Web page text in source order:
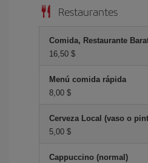
Restaurantes
Comida, Restaurante
16,50 $
Menú comida rápida
8,00 $
Cerveza Local (vaso o
5,00 $
Cappuccino (normal)